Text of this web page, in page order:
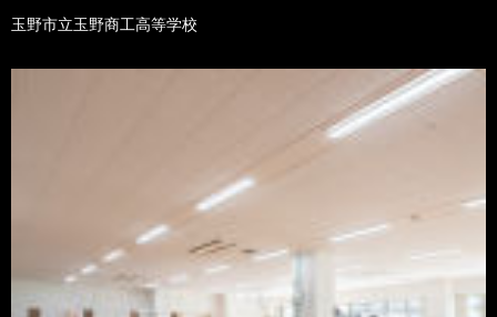
玉野市立玉野商工高等学校